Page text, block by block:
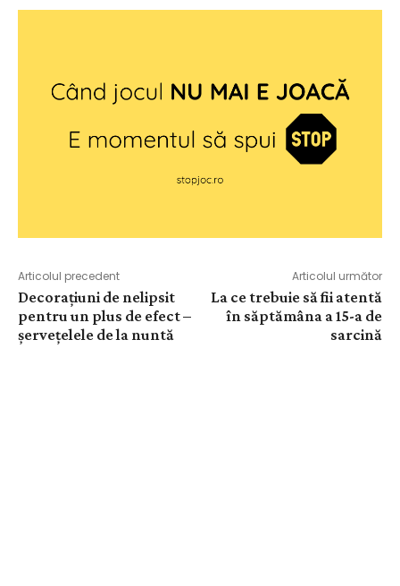
Articolul precedent
Decorațiuni de nelipsit
pentru un plus de efect –
șervețelele de la nuntă
Articolul următor
La ce trebuie să fii atentă
în săptămâna a 15-a de
sarcină